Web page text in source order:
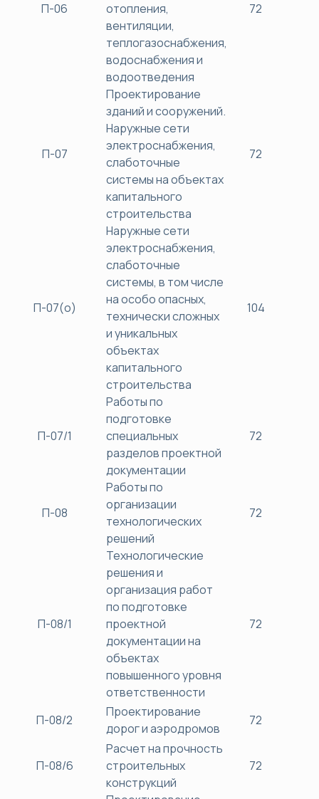
П-06
отопления,
вентиляции,
теплогазоснабжения,
водоснабжения и
водоотведения
72
П-07
Проектирование
зданий и сооружений.
Наружные сети
электроснабжения,
слаботочные
системы на объектах
капитального
строительства
72
П-07(о)
Наружные сети
электроснабжения,
слаботочные
системы, в том числе
на особо опасных,
технически сложных
и уникальных
объектах
капитального
строительства
104
П-07/1
Работы по
подготовке
специальных
разделов проектной
документации
72
П-08
Работы по
организации
технологических
решений
72
П-08/1
Технологические
решения и
организация работ
по подготовке
проектной
документации на
объектах
повышенного уровня
ответственности
72
П-08/2
Проектирование
дорог и аэродромов
72
П-08/6
Расчет на прочность
строительных
конструкций
72